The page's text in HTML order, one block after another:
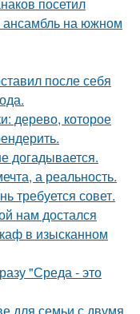
на южном
после себя
дерево, которое
догадывается.
а реальность.
требуется совет.
нам достался
в изысканном
"Среда - это